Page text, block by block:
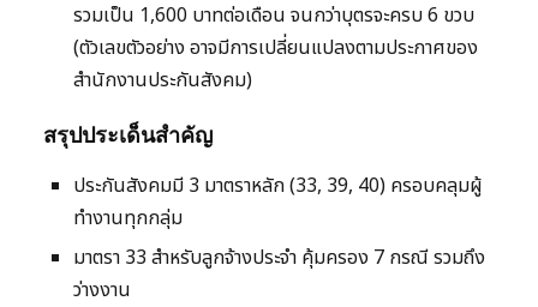
รวมเป็น 1,600 บาทต่อเดือน จนกว่าบุตรจะครบ 6 ขวบ
(ตัวเลขตัวอย่าง อาจมีการเปลี่ยนแปลงตามประกาศของ
สำนักงานประกันสังคม)
สรุปประเด็นสำคัญ
ประกันสังคมมี 3 มาตราหลัก (33, 39, 40) ครอบคลุมผู้
ทำงานทุกกลุ่ม
มาตรา 33 สำหรับลูกจ้างประจำ คุ้มครอง 7 กรณี รวมถึง
ว่างงาน